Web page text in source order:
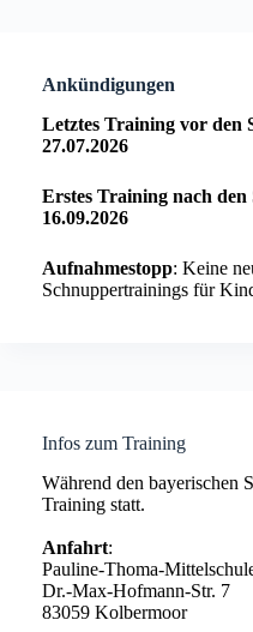
Ankündigungen
Letztes Training vor den
27.07.2026
Erstes Training nach den
16.09.2026
Aufnahmestopp: Keine
Schnuppertrainings für
Infos zum Training
Während den bayerischen
Training statt.
Anfahrt:
Pauline-Thoma-
Dr.-Max-Hofmann-Str. 7
83059 Kolbermoor